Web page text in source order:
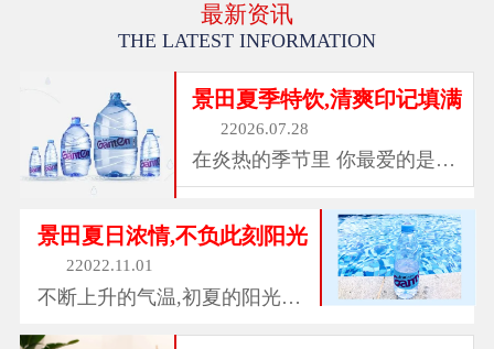
最新资讯
THE LATEST INFORMATION
景田夏季特饮,清爽印记填满
22026.07.28
在炎热的季节里 你最爱的是哪
一抹清爽 风的温柔...
景田夏日浓情,不负此刻阳光
22022.11.01
不断上升的气温,初夏的阳光洒